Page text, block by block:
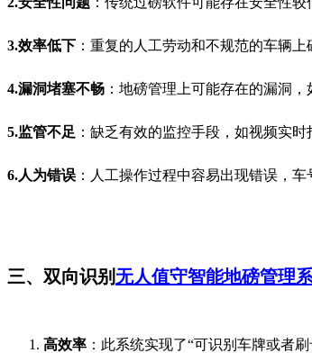
3.效率低下 ：重复的人工劳动和不规范的车辆
4.漏洞堵塞不畅 ：地磅管理上可能存在的漏洞
5.监管不足 ：缺乏有效的监控手段，如视频实
6.人为错误 ：人工操作过程中容易出现错误，车
三、双向识别 无人值守智能地磅管理
高效率 ：此系统实现了“可识别车牌或者